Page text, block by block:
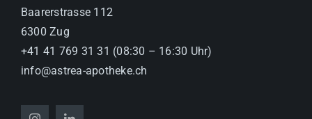
Baarerstrasse 112
6300 Zug
+41 41 769 31 31 (08:30 – 16:30 Uhr)
info@astrea-apotheke.ch